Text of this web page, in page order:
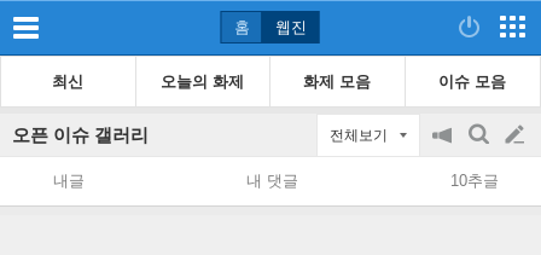
홈 웹진
최신 오늘의 화제 화제 모음 이슈 모음
오픈 이슈 갤러리 전체보기
공
지
on/off
검
색
글
쓰
내글 내 댓글 10추글